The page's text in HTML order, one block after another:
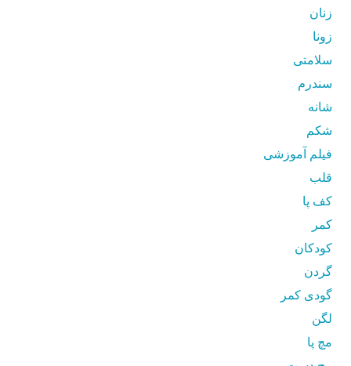
زنان
زونا
سلامتی
سندرم
شانه
شکم
فیلم آموزشی
قلب
کف پا
کمر
کودکان
گردن
گودی کمر
لگن
مچ پا